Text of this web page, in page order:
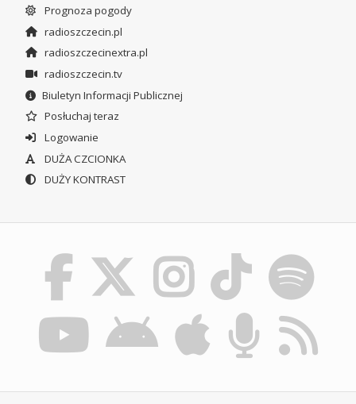
Prognoza pogody
radioszczecin.pl
radioszczecinextra.pl
radioszczecin.tv
Biuletyn Informacji Publicznej
Posłuchaj teraz
Logowanie
DUŻA CZCIONKA
DUŻY KONTRAST